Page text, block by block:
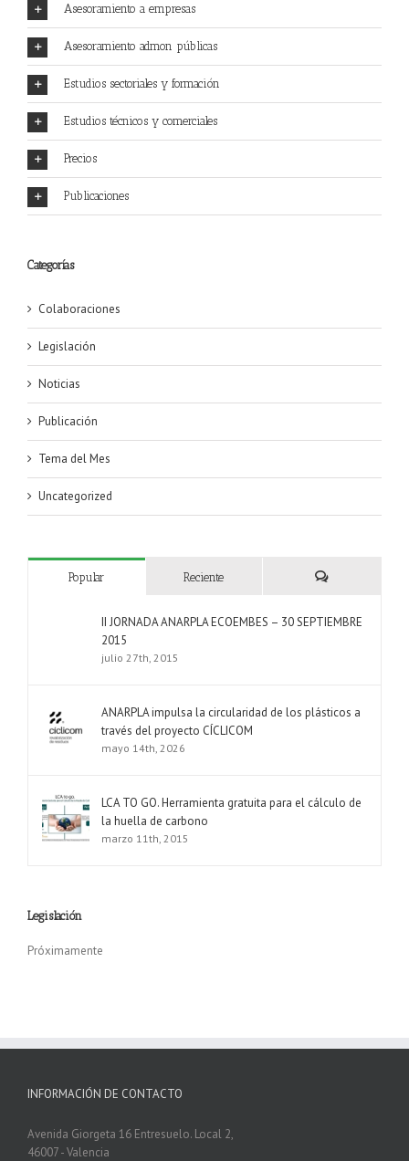
Asesoramiento a empresas
Asesoramiento admon públicas
Estudios sectoriales y formación
Estudios técnicos y comerciales
Precios
Publicaciones
Categorías
Colaboraciones
Legislación
Noticias
Publicación
Tema del Mes
Uncategorized
Popular Reciente
II JORNADA ANARPLA ECOEMBES – 30 SEPTIEMBRE
2015
julio 27th, 2015
ANARPLA impulsa la circularidad de los plásticos a
través del proyecto CÍCLICOM
mayo 14th, 2026
LCA TO GO. Herramienta gratuita para el cálculo de
la huella de carbono
marzo 11th, 2015
Legislación
Próximamente
INFORMACIÓN DE CONTACTO
Avenida Giorgeta 16 Entresuelo. Local 2,
46007 - Valencia